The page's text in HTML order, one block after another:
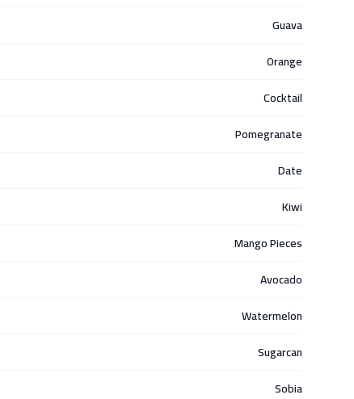
Guava
Orange
Cocktail
Pomegranate
Date
Kiwi
Mango Pieces
Avocado
Watermelon
Sugarcan
Sobia